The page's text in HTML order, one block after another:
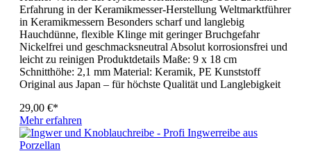
Erfahrung in der Keramikmesser-Herstellung Weltmarktführer
in Keramikmessern Besonders scharf und langlebig
Hauchdünne, flexible Klinge mit geringer Bruchgefahr
Nickelfrei und geschmacksneutral Absolut korrosionsfrei und
leicht zu reinigen Produktdetails Maße: 9 x 18 cm
Schnitthöhe: 2,1 mm Material: Keramik, PE Kunststoff
Original aus Japan – für höchste Qualität und Langlebigkeit
29,00 €*
Mehr erfahren